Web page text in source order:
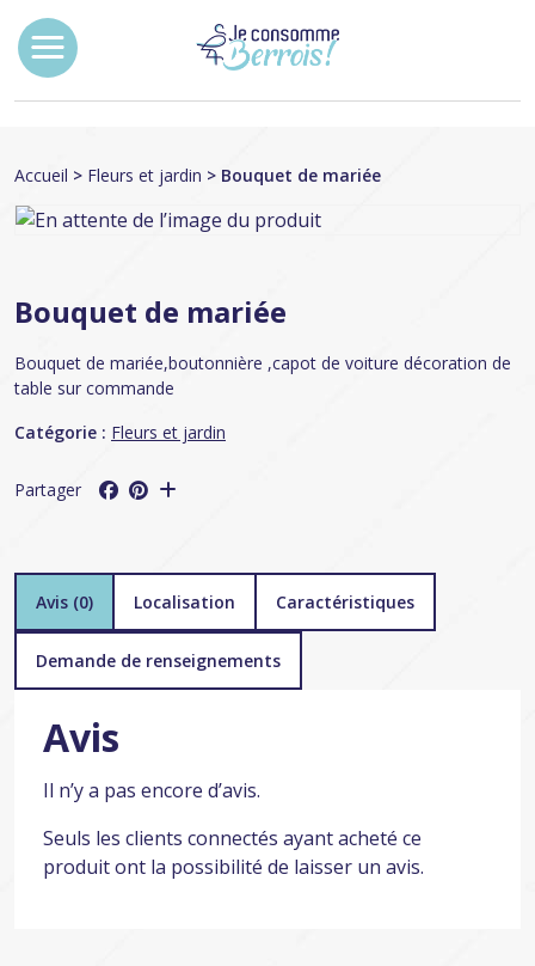
Accueil > Fleurs et jardin > Bouquet de mariée
Bouquet de mariée
Bouquet de mariée,boutonnière ,capot de voiture décoration de
table sur commande
Catégorie : Fleurs et jardin
Partager
Avis (0) Localisation Caractéristiques
Demande de renseignements
Avis
Il n’y a pas encore d’avis.
Seuls les clients connectés ayant acheté ce
produit ont la possibilité de laisser un avis.